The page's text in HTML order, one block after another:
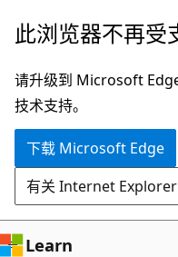
跳
主
要
内
此浏览器不再受
请升级到 Microsoft
技术支持。
下载 Microsoft Edge
有关 Internet
Learn